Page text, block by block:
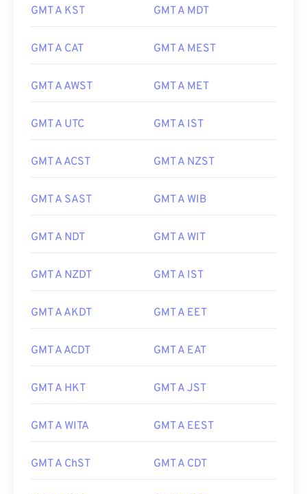
GMT A KST GMT A MDT
GMT A CAT GMT A MEST
GMT A AWST GMT A MET
GMT A UTC GMT A IST
GMT A ACST GMT A NZST
GMT A SAST GMT A WIB
GMT A NDT GMT A WIT
GMT A NZDT GMT A IST
GMT A AKDT GMT A EET
GMT A ACDT GMT A EAT
GMT A HKT GMT A JST
GMT A WITA GMT A EEST
GMT A ChST GMT A CDT